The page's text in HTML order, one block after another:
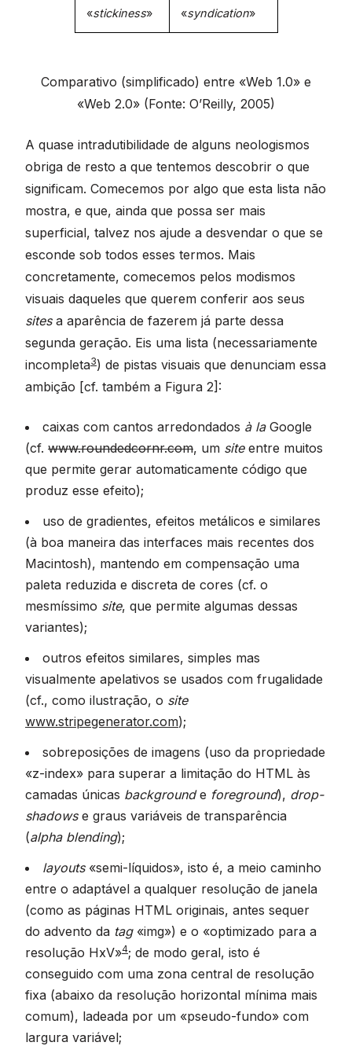
«stickiness» «syndication»
Comparativo (simplificado) entre «Web 1.0» e
«Web 2.0» (Fonte: O’Reilly, 2005)
A quase intradutibilidade de alguns neologismos
obriga de resto a que tentemos descobrir o que
significam. Comecemos por algo que esta lista não
mostra, e que, ainda que possa ser mais
superficial, talvez nos ajude a desvendar o que se
esconde sob todos esses termos. Mais
concretamente, comecemos pelos modismos
visuais daqueles que querem conferir aos seus
sitesa aparência de fazerem já parte dessa
segunda geração. Eis uma lista (necessariamente
incompleta3) de pistas visuais que denunciam essa
ambição [cf. também a Figura 2]:
caixas com cantos arredondados à laGoogle
(cf. www.roundedcornr.com, um siteentre muitos
que permite gerar automaticamente código que
produz esse efeito);
uso de gradientes, efeitos metálicos e similares
(à boa maneira das interfaces mais recentes dos
Macintosh), mantendo em compensação uma
paleta reduzida e discreta de cores (cf. o
mesmíssimo site, que permite algumas dessas
variantes);
outros efeitos similares, simples mas
visualmente apelativos se usados com frugalidade
(cf., como ilustração, o site
www.stripegenerator.com);
sobreposições de imagens (uso da propriedade
«z-index» para superar a limitação do HTML às
camadas únicas backgrounde foreground), drop-
shadowse graus variáveis de transparência
(alpha blending);
layouts«semi-líquidos», isto é, a meio caminho
entre o adaptável a qualquer resolução de janela
(como as páginas HTML originais, antes sequer
do advento da tag«img») e o «optimizado para a
resolução HxV»4; de modo geral, isto é
conseguido com uma zona central de resolução
fixa (abaixo da resolução horizontal mínima mais
comum), ladeada por um «pseudo-fundo» com
largura variável;